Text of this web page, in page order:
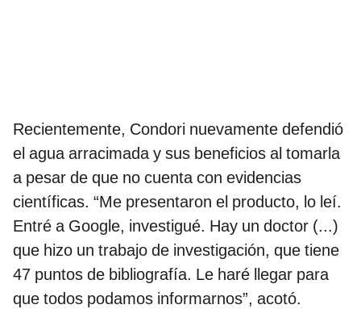
Recientemente, Condori nuevamente defendió
el agua arracimada y sus beneficios al tomarla
a pesar de que no cuenta con evidencias
científicas. “Me presentaron el producto, lo leí.
Entré a Google, investigué. Hay un doctor (...)
que hizo un trabajo de investigación, que tiene
47 puntos de bibliografía. Le haré llegar para
que todos podamos informarnos”, acotó.